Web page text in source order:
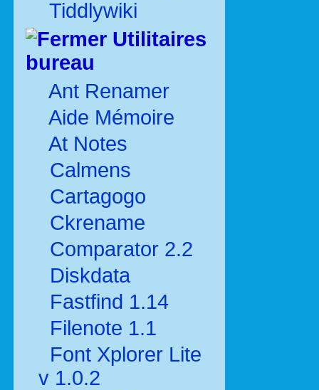
Tiddlywiki
Utilitaires
bureau
Ant Renamer
Aide Mémoire
At Notes
Calmens
Cartagogo
Ckrename
Comparator 2.2
Diskdata
Fastfind 1.14
Filenote 1.1
Font Xplorer Lite
v 1.0.2